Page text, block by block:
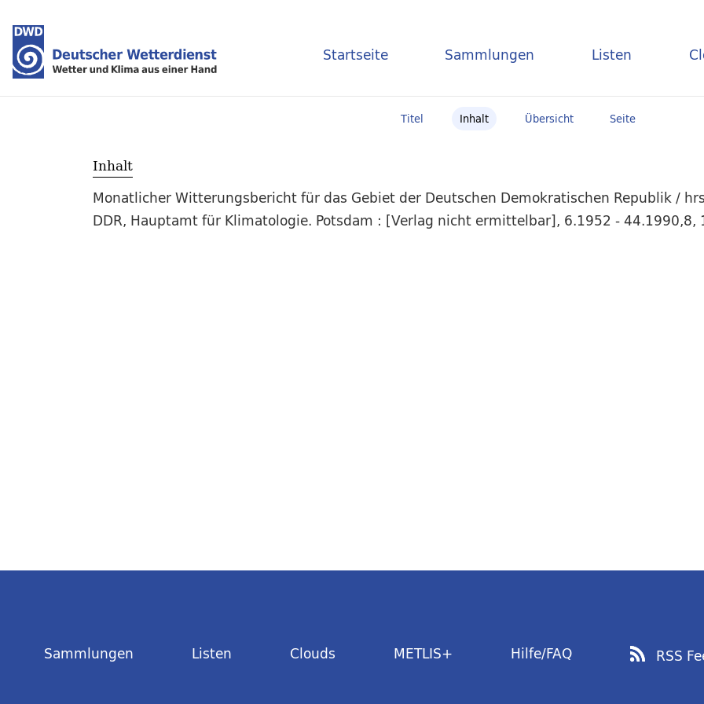
Startseite Sammlungen Listen
Titel Inhalt Übersicht Seite
Inhalt
Monatlicher Witterungsbericht für das Gebiet der Deutschen Demokratischen Republik /
DDR, Hauptamt für Klimatologie. Potsdam : [Verlag nicht ermittelbar], 6.1952 - 44.1990,8,
Sammlungen Listen Clouds METLIS+ Hilfe/FAQ RSS